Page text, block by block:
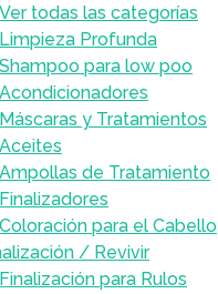
Ver todas las categorías
Limpieza Profunda
Shampoo para low poo
Acondicionadores
Máscaras y Tratamientos
Aceites
Ampollas de Tratamiento
Finalizadores
Coloración para el Cabello
/ Revivir
Finalización para Rulos